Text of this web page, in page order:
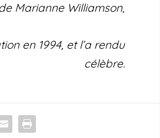
Marianne Williamson,
en 1994, et l’a rendu
célèbre.